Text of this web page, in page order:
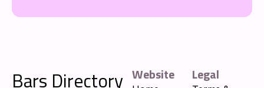
Bars Directory Website Legal